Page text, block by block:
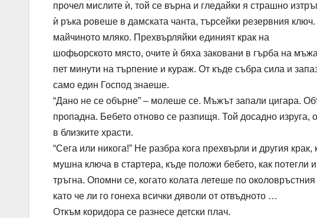
прочел мислите ѝ, той се върна и гледайки я страшно
ѝ ръка ровеше в дамската чанта, търсейки резервния
майчиното мляко. Прехвърляйки единият крак на
шофьорското място, очите ѝ бяха заковани в гърба на
пет минути на търпение и кураж. От къде събра сила и
само един Господ знаеше.
“Дано не се обърне” – молеше се. Мъжът запали цигара.
пропадна. Бебето отново се разпищя. Той досадно изруга,
в близките храсти.
“Сега или никога!” Не разбра кога прехвърли и другия крак,
мушна ключа в стартера, къде положи бебето, как потегли
тръгна. Опомни се, когато колата летеше по
като че ли го гонеха всички дяволи от отвъдното …
Откъм коридора се разнесе детски плач.